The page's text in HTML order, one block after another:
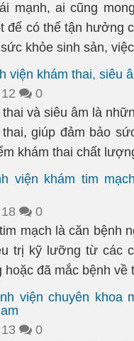
mạnh, ai cũng
để có thể tận hưởng
khỏe sinh sản,
viện khám thai, siêu
12
0
thai và siêu âm là
thai, giúp đảm bảo
khám thai chất
viện khám tim
18
0
mạch là căn bệnh
trị kỹ lưỡng từ các
hoặc đã mắc bệnh về
viện chuyên khoa
13
0